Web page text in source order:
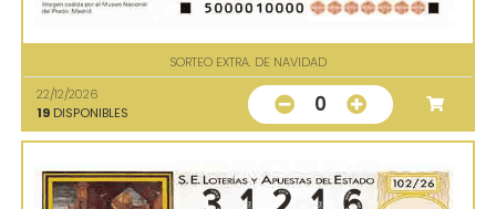
SORTEO EXTRA. DE NAVIDAD
22/12/2026
19 DISPONIBLES 0